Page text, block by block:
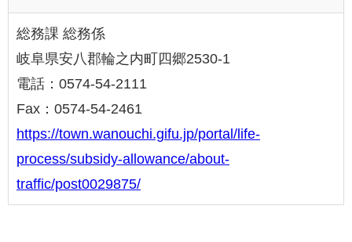
総務課 総務係
岐阜県安八郡輪之内町四郷2530-1
電話：0574-54-2111
Fax：0574-54-2461
https://town.wanouchi.gifu.jp/portal/life-
process/subsidy-allowance/about-
traffic/post0029875/